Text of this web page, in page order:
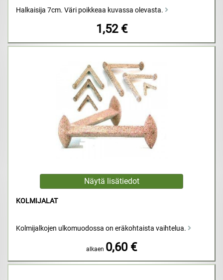
Halkaisija 7cm. Väri poikkeaa kuvassa olevasta.
1,52 €
KOLMIJALAT
Kolmijalkojen ulkomuodossa on eräkohtaista vaihtelua.
alkaen 0,60 €